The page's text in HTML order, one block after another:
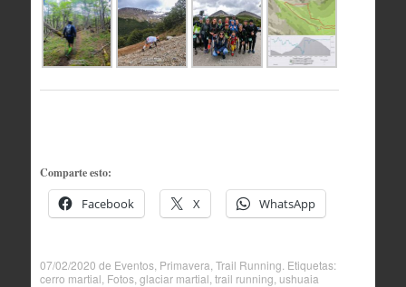
Comparte esto:
Facebook X WhatsApp
07/02/2020 de Eventos, Primavera Trail Running . Etiquetas:
cerro martial Fotos, glaciar martial trail running ushuaia